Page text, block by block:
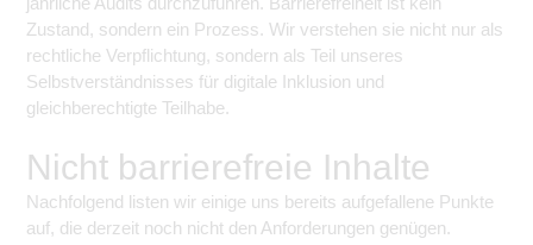
Zustand, sondern ein Prozess. Wir verstehen sie nicht nur als
rechtliche Verpflichtung, sondern als Teil unseres
Selbstverständnisses für digitale Inklusion und
gleichberechtigte Teilhabe.
Nicht barrierefreie Inhalte
Nachfolgend listen wir einige uns bereits aufgefallene Punkte
auf, die derzeit noch nicht den Anforderungen genügen.